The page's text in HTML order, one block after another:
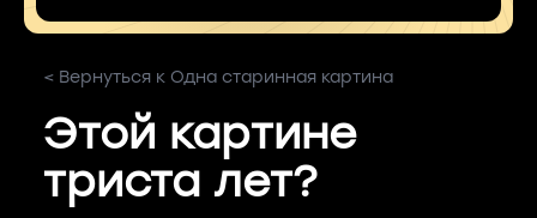
< Вернуться к Одна старинная картина
Этой картине
триста лет?